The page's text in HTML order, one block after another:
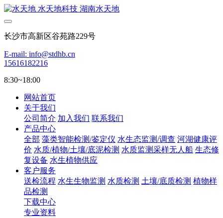
长沙市高新区谷苑路229号
E-mail: info@stdhb.cn
15616182216
8:30~18:00
网站首页
关于我们
公司简介 加入我们 联系我们
产品中心
全部 藻类智能检测/鉴定仪 水生态监测/调查 河湖健康评
价 水质/植物/土壤/底泥检测 水质监测采样无人船 生态修
复设备 水生植物供应
客户服务
送检流程 水生生物监测 水质检测 土壤/底质检测 植物样
品检测
下载中心
专业资料